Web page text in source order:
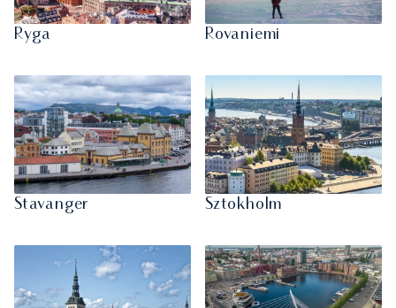
Ryga Rovaniemi
Stavanger Sztokholm